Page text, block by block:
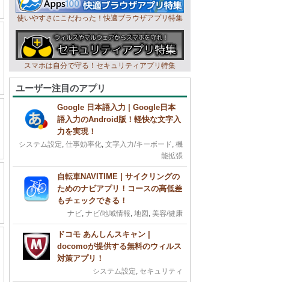
使いやすさにこだわった！快適ブラウザアプリ特集
スマホは自分で守る！セキュリティアプリ特集
ユーザー注目のアプリ
Google 日本語入力 | Google日本
語入力のAndroid版！軽快な文字入
力を実現！
システム設定, 仕事効率化, 文字入力/キーボード, 機
能拡張
自転車NAVITIME | サイクリングの
ためのナビアプリ！コースの高低差
もチェックできる！
ナビ, ナビ/地域情報, 地図 , 美容/健康
ドコモ あんしんスキャン |
docomoが提供する無料のウィルス
対策アプリ！
システム設定, セキュリティ